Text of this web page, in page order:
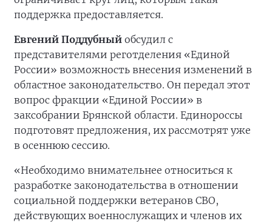
поддержка предоставляется.
Евгений Поддубный обсудил с
представителями реготделения «Единой
России» возможность внесения изменений в
областное законодательство. Он передал этот
вопрос фракции «Единой России» в
заксобрании Брянской области. Единороссы
подготовят предложения, их рассмотрят уже
в осеннюю сессию.
«Необходимо внимательнее относиться к
разработке законодательства в отношении
социальной поддержки ветеранов СВО,
действующих военнослужащих и членов их